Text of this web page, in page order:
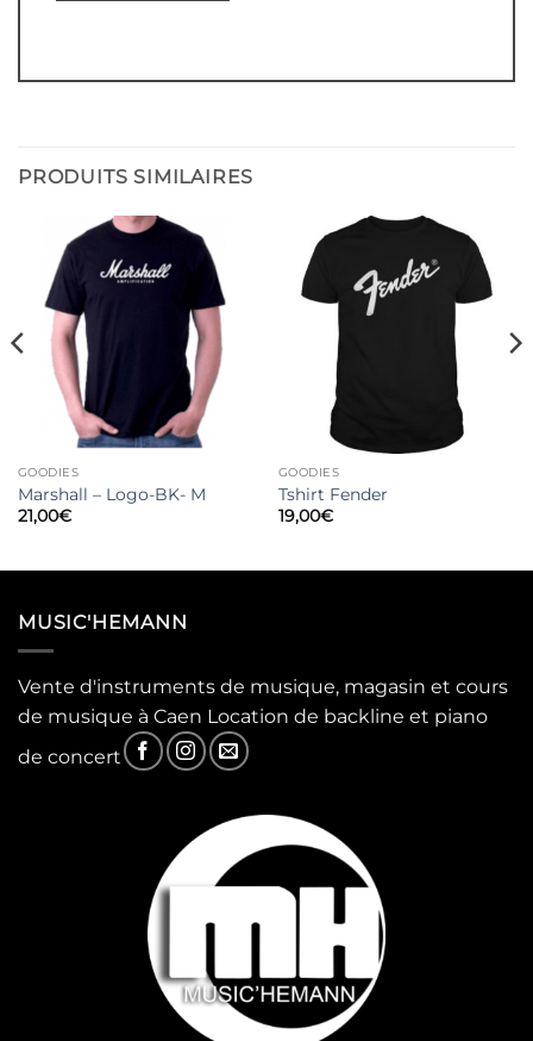
PRODUITS SIMILAIRES
GOODIES
Marshall – Logo-BK- M
21,00€
GOODIES
Tshirt Fender
19,00€
MUSIC'HEMANN
Vente d'instruments de musique, magasin et cours
de musique à Caen Location de backline et piano
de concert